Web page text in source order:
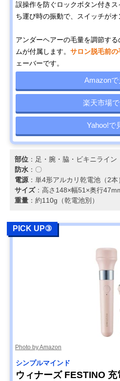
誤操作を防ぐロックボタン付き
ち運び時の振動で、スイッチがオ
アンダーヘアーの毛量を調節す
ムが付属します。 サロン脱毛前
ェーバーです。
Amazonで
楽天市場
Yahoo!で
部位 ：足・腕・脇・ビキニライン
防水 ：〇
電源：単4形アルカリ乾電池（2本
サイズ：高さ148×幅51×奥行
重量 ：約110g（乾電池別）
PICK UP③
Photo by Amazon
シンプルマインド
ウィナーズ FESTINO